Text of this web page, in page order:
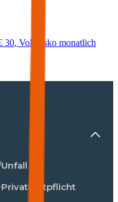
30, Vollkasko monatlich
Unfall
Privathaftpflicht